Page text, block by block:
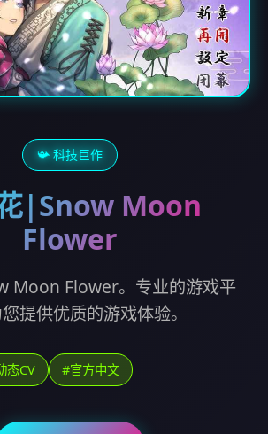
📯 科技巨作
|Snow Moon
Flower
Moon Flower。专业的游戏平
提供优质的游戏体验。
态CV #官方中文